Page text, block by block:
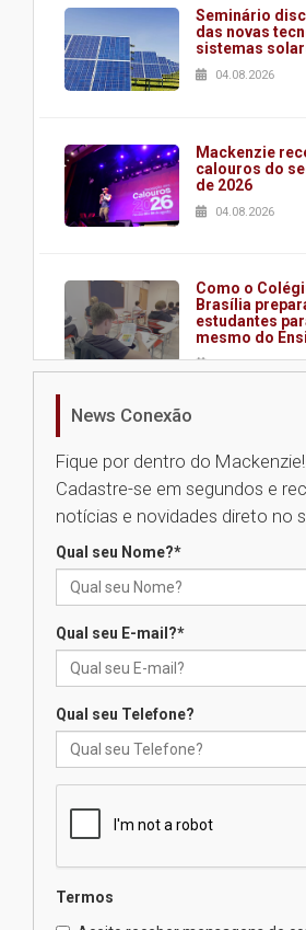
Seminário
das novas
sistemas
04.08.2026
Mackenzie
calouros do
de 2026
04.08.2026
Como o
Brasília
estudantes
mesmo do
04.08.2026
na educação
escola
04.08.2026
docentes para
Professora do
finalista do
04.08.2026
News Conexão
Fique por dentro do Mackenzie!
Cadastre-se em segundos e
notícias e novidades direto no
Qual seu Nome?*
Qual seu E-mail?*
Qual seu Telefone?
Termos